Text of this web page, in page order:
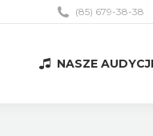
(85) 679-38-38
NASZE